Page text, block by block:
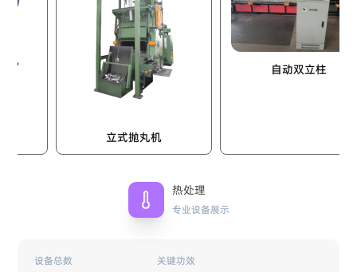
立式抛丸机
自动双立柱
热处理
专业设备展示
设备总数 关键功效